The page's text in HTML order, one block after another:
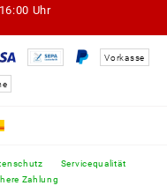
Uhr
Vorkasse
Zahlung
Servicequalität